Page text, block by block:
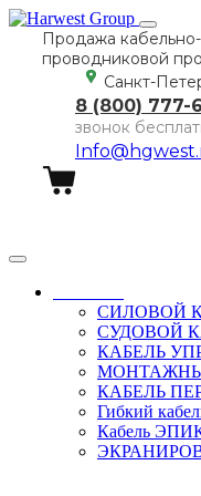
Продажа кабельно-
проводниковой
Санкт-
8 (800) 777-
звонок
СИЛОВОЙ
СУДОВОЙ
КАБЕЛЬ
КАБЕЛЬ
Гибкий
Кабель